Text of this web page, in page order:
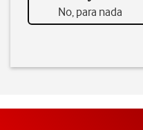
No, para nada